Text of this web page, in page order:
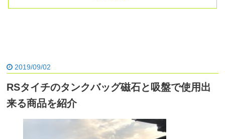
2019/09/02
RSタイチのタンクバッグ磁石と吸盤で使用出
来る商品を紹介